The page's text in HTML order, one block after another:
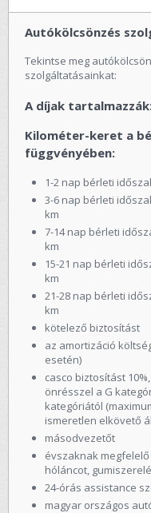
Autókölcsönzés
Tekintse meg
szolgáltatásainkat:
A díjak
Kilométer-keret a
függvényében:
1-2 nap bérleti
3-6 nap bérleti
km
7-14 nap bérleti
km
15-21 nap bérleti
km
21-28 nap bérleti
km
kötelező biztosítást
az amortizáció
esetén)
casco biztosítást
önrésszel a G
kategóriától
ismeretlen elkövető
másodvezetőt
évszaknak
hóláncot,
24-órás assistance
magyar országos